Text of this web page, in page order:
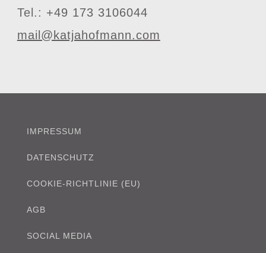
Tel.: +49 173 3106044
mail@katjahofmann.com
IMPRESSUM
DATENSCHUTZ
COOKIE-RICHTLINIE (EU)
AGB
SOCIAL MEDIA